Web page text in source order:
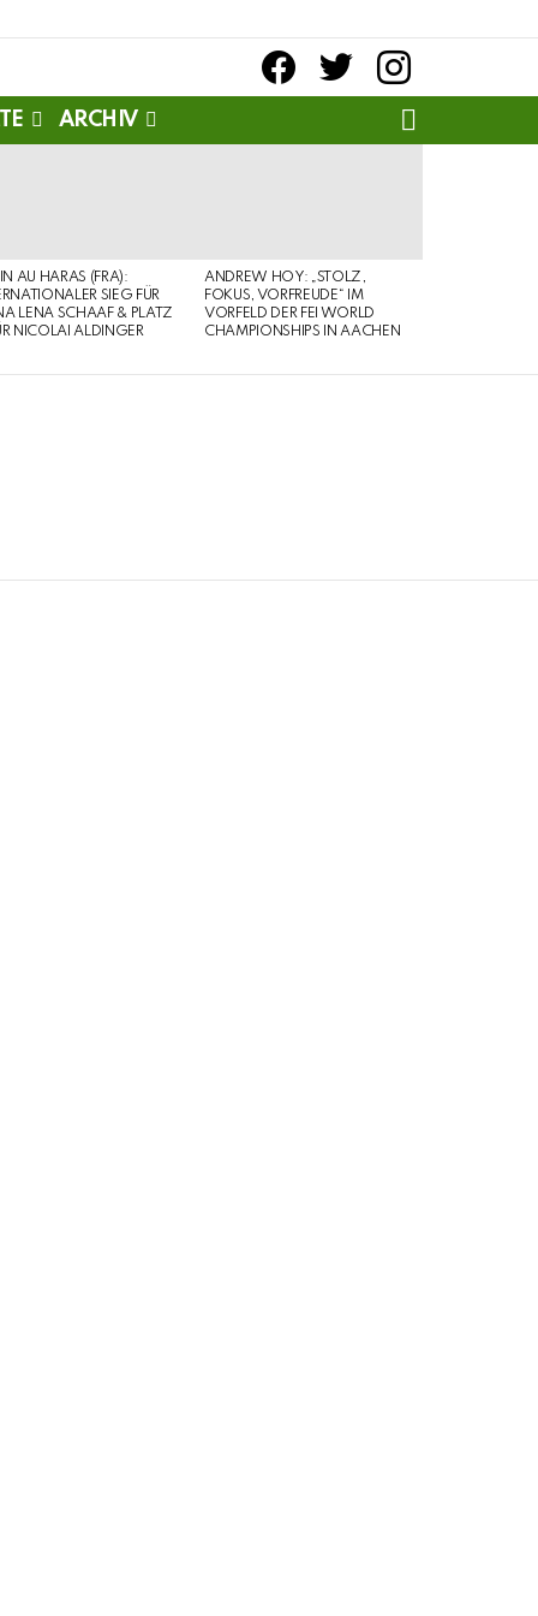
facebooktwitter instagram
ARCHIV
AU HARAS (FRA):
SIEG FÜR
LENA SCHAAF & PLATZ
NICOLAI ALDINGER
ANDREW HOY: „STOLZ,
FOKUS, VORFREUDE“ IM
VORFELD DER FEI WORLD
CHAMPIONSHIPS IN AACHEN